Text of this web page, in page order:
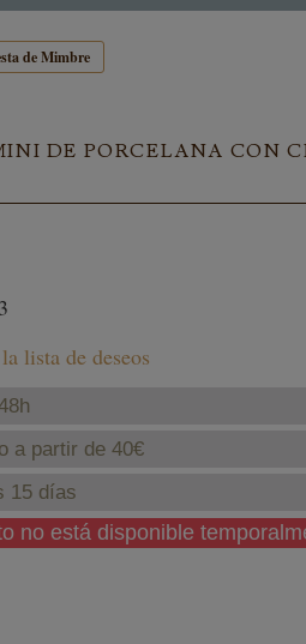
de Mimbre
DE PORCELANA CON
lista de deseos
a partir de 40€
15 días
no está disponible